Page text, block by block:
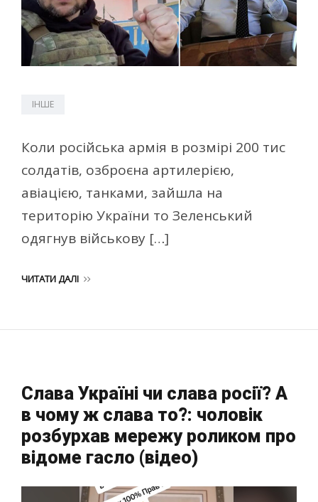
ІНШЕ
Коли російська армія в розмірі 200 тис
солдатів, озброєна артилерією,
авіацією, танками, зайшла на
територію України то Зеленський
одягнув військову […]
ЧИТАТИ ДАЛІ
Слава Україні чи слава росії? А
в чому ж слава то?: чоловік
розбурхав мережу роликом про
відоме гасло (відео)